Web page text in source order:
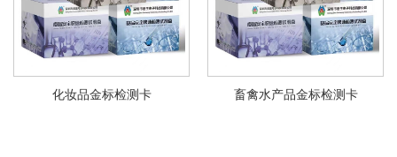
化妆品金标检测卡 畜禽水产品金标检测卡